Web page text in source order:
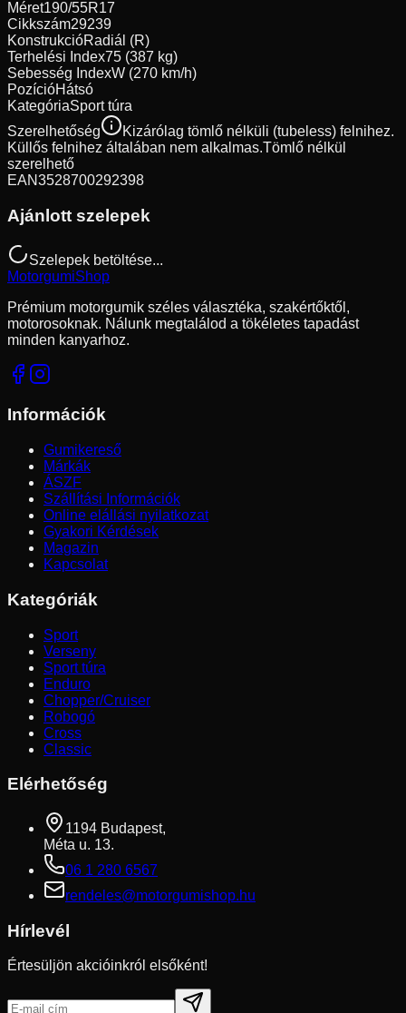
Méret190/55R17
Cikkszám29239
KonstrukcióRadiál (R)
Terhelési Index75 (387 kg)
Sebesség IndexW (270 km/h)
PozícióHátsó
KategóriaSport túra
Szerelhetőség
Kizárólag tömlő nélküli (tubeless) felnihez.
Küllős felnihez általában nem alkalmas.Tömlő nélkül
szerelhető
EAN3528700292398
Ajánlott szelepek
Szelepek betöltése...
MotorgumiShop
Prémium motorgumik széles választéka, szakértőktől,
motorosoknak. Nálunk megtalálod a tökéletes tapadást
minden kanyarhoz.
Információk
Gumikereső
Márkák
ÁSZF
Szállítási Információk
Online elállási nyilatkozat
Gyakori Kérdések
Magazin
Kapcsolat
Kategóriák
Sport
Verseny
Sport túra
Enduro
Chopper/Cruiser
Robogó
Cross
Classic
Elérhetőség
1194 Budapest,
Méta u. 13.
06 1 280 6567
rendeles@motorgumishop.hu
Hírlevél
Értesüljön akcióinkról elsőként!